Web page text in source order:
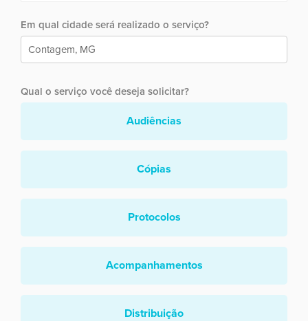
Em qual cidade será realizado o serviço?
Qual o serviço você deseja solicitar?
Audiências
Cópias
Protocolos
Acompanhamentos
Distribuição